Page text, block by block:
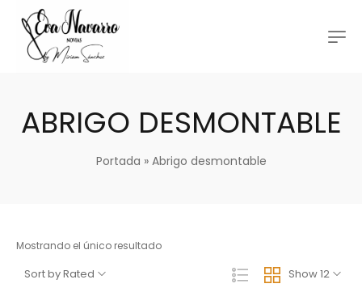
ABRIGO DESMONTABLE
Portada » Abrigo desmontable
Mostrando el único resultado
Show 12
Sort by Rated